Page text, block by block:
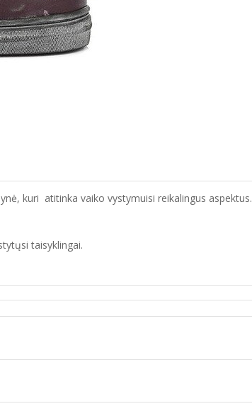
kuri atitinka vaiko vystymuisi reikalingus aspektus.
taisyklingai.